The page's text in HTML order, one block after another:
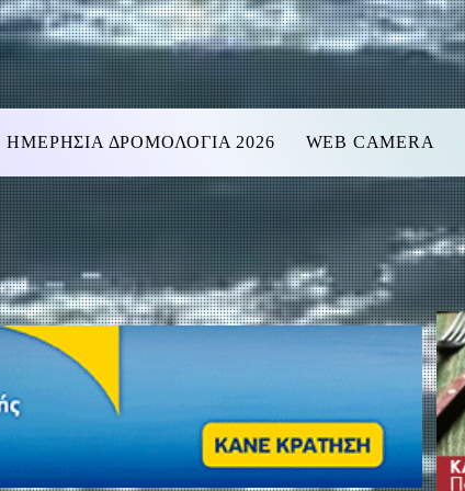
ΗΜΕΡΗΣΙΑ ΔΡΟΜΟΛΟΓΙΑ 2026 WEB CAMERA